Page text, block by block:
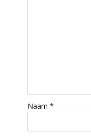
Naam *